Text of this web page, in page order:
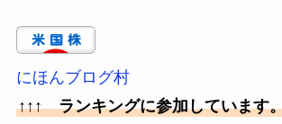
にほんブログ村
↑↑↑ ランキングに参加しています